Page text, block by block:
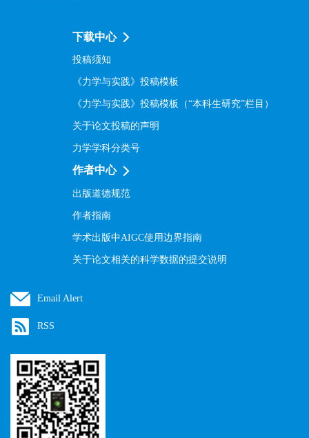
下载中心
投稿须知
《力学与实践》投稿模板
《力学与实践》投稿模板（“本科生研究”栏目）
关于论文投稿的声明
力学学科分类号
作者中心
出版道德规范
作者指南
学术出版中AIGC使用边界指南
关于论文相关的科学数据的提交说明
Email Alert
RSS